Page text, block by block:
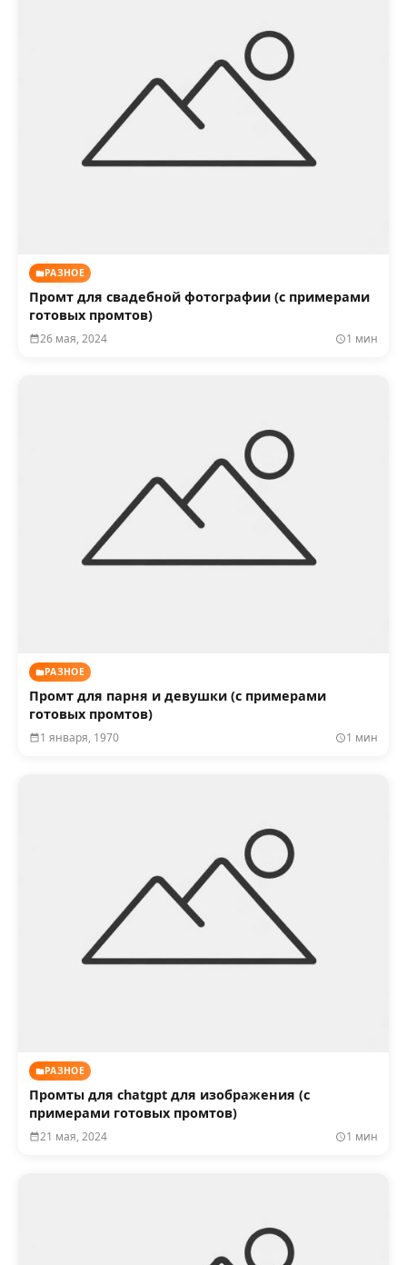
РАЗНОЕ
Промт для свадебной фотографии (с примерами
готовых промтов)
26 мая, 2024 1 мин
РАЗНОЕ
Промт для парня и девушки (с примерами
готовых промтов)
1 января, 1970 1 мин
РАЗНОЕ
Промты для chatgpt для изображения (с
примерами готовых промтов)
21 мая, 2024 1 мин